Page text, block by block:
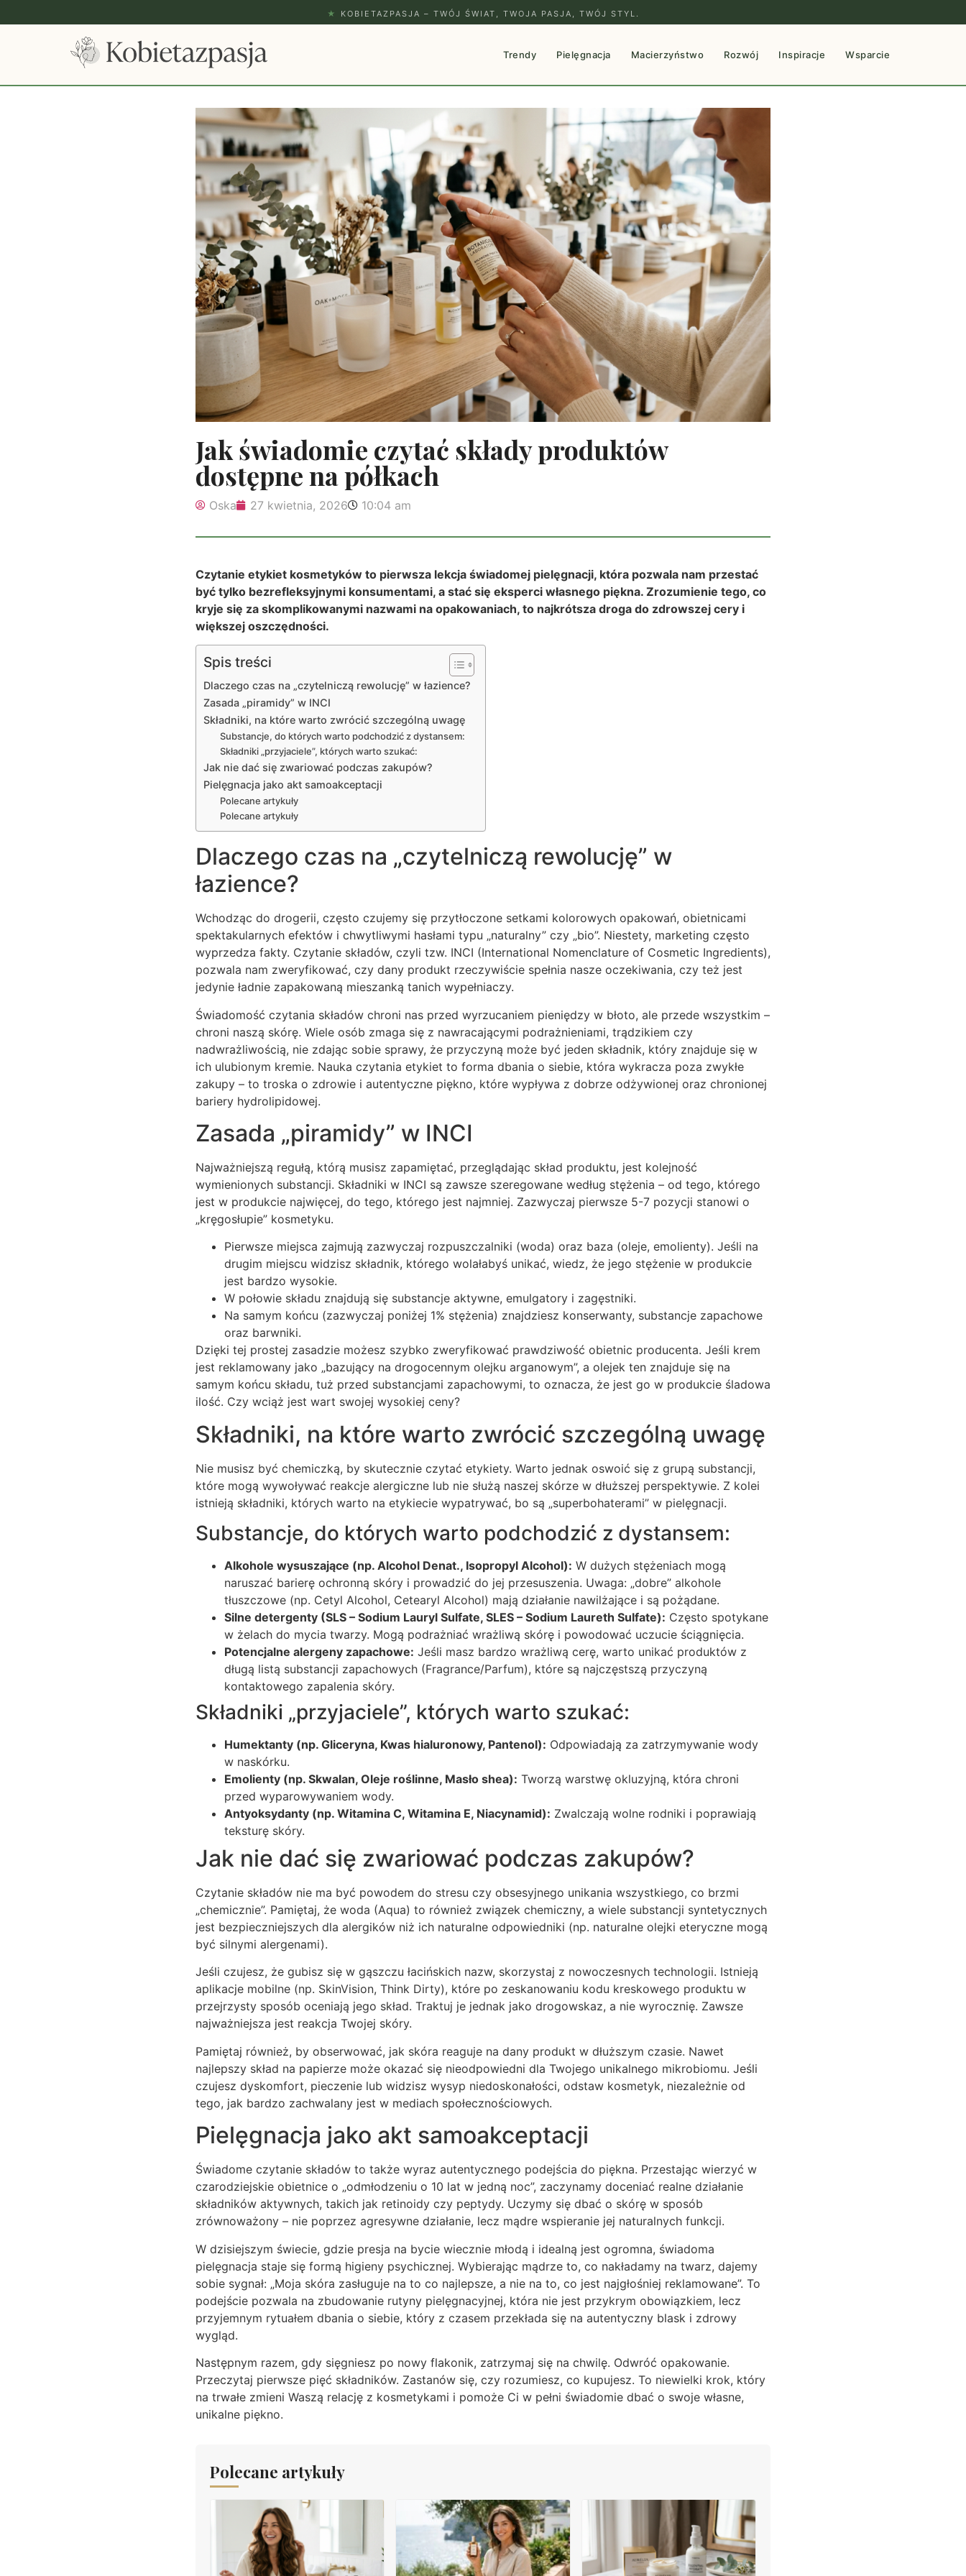
★ KOBIETAZPASJA – TWÓJ ŚWIAT, TWOJA PASJA, TWÓJ STYL.
Trendy Pielęgnacja Macierzyństwo Rozwój Inspiracje Wsparcie
Jak świadomie czytać składy produktów
dostępne na półkach
Oska 27 kwietnia, 2026 10:04 am
Czytanie etykiet kosmetyków to pierwsza lekcja świadomej pielęgnacji, która pozwala nam przestać
być tylko bezrefleksyjnymi konsumentami, a stać się eksperci własnego piękna. Zrozumienie tego, co
kryje się za skomplikowanymi nazwami na opakowaniach, to najkrótsza droga do zdrowszej cery i
większej oszczędności.
Spis treści
Dlaczego czas na „czytelniczą rewolucję” w łazience?
Zasada „piramidy” w INCI
Składniki, na które warto zwrócić szczególną uwagę
Substancje, do których warto podchodzić z dystansem:
Składniki „przyjaciele”, których warto szukać:
Jak nie dać się zwariować podczas zakupów?
Pielęgnacja jako akt samoakceptacji
Polecane artykuły
Polecane artykuły
Dlaczego czas na „czytelniczą rewolucję” w
łazience?
Wchodząc do drogerii, często czujemy się przytłoczone setkami kolorowych opakowań, obietnicami
spektakularnych efektów i chwytliwymi hasłami typu „naturalny” czy „bio”. Niestety, marketing często
wyprzedza fakty. Czytanie składów, czyli tzw. INCI (International Nomenclature of Cosmetic Ingredients),
pozwala nam zweryfikować, czy dany produkt rzeczywiście spełnia nasze oczekiwania, czy też jest
jedynie ładnie zapakowaną mieszanką tanich wypełniaczy.
Świadomość czytania składów chroni nas przed wyrzucaniem pieniędzy w błoto, ale przede wszystkim –
chroni naszą skórę. Wiele osób zmaga się z nawracającymi podrażnieniami, trądzikiem czy
nadwrażliwością, nie zdając sobie sprawy, że przyczyną może być jeden składnik, który znajduje się w
ich ulubionym kremie. Nauka czytania etykiet to forma dbania o siebie, która wykracza poza zwykłe
zakupy – to troska o zdrowie i autentyczne piękno, które wypływa z dobrze odżywionej oraz chronionej
bariery hydrolipidowej.
Zasada „piramidy” w INCI
Najważniejszą regułą, którą musisz zapamiętać, przeglądając skład produktu, jest kolejność
wymienionych substancji. Składniki w INCI są zawsze szeregowane według stężenia – od tego, którego
jest w produkcie najwięcej, do tego, którego jest najmniej. Zazwyczaj pierwsze 5-7 pozycji stanowi o
„kręgosłupie” kosmetyku.
Pierwsze miejsca zajmują zazwyczaj rozpuszczalniki (woda) oraz baza (oleje, emolienty). Jeśli na
drugim miejscu widzisz składnik, którego wolałabyś unikać, wiedz, że jego stężenie w produkcie
jest bardzo wysokie.
W połowie składu znajdują się substancje aktywne, emulgatory i zagęstniki.
Na samym końcu (zazwyczaj poniżej 1% stężenia) znajdziesz konserwanty, substancje zapachowe
oraz barwniki.
Dzięki tej prostej zasadzie możesz szybko zweryfikować prawdziwość obietnic producenta. Jeśli krem
jest reklamowany jako „bazujący na drogocennym olejku arganowym”, a olejek ten znajduje się na
samym końcu składu, tuż przed substancjami zapachowymi, to oznacza, że jest go w produkcie śladowa
ilość. Czy wciąż jest wart swojej wysokiej ceny?
Składniki, na które warto zwrócić szczególną uwagę
Nie musisz być chemiczką, by skutecznie czytać etykiety. Warto jednak oswoić się z grupą substancji,
które mogą wywoływać reakcje alergiczne lub nie służą naszej skórze w dłuższej perspektywie. Z kolei
istnieją składniki, których warto na etykiecie wypatrywać, bo są „superbohaterami” w pielęgnacji.
Substancje, do których warto podchodzić z dystansem:
Alkohole wysuszające (np. Alcohol Denat., Isopropyl Alcohol): W dużych stężeniach mogą
naruszać barierę ochronną skóry i prowadzić do jej przesuszenia. Uwaga: „dobre” alkohole
tłuszczowe (np. Cetyl Alcohol, Cetearyl Alcohol) mają działanie nawilżające i są pożądane.
Silne detergenty (SLS – Sodium Lauryl Sulfate, SLES – Sodium Laureth Sulfate): Często spotykane
w żelach do mycia twarzy. Mogą podrażniać wrażliwą skórę i powodować uczucie ściągnięcia.
Potencjalne alergeny zapachowe: Jeśli masz bardzo wrażliwą cerę, warto unikać produktów z
długą listą substancji zapachowych (Fragrance/Parfum), które są najczęstszą przyczyną
kontaktowego zapalenia skóry.
Składniki „przyjaciele”, których warto szukać:
Humektanty (np. Gliceryna, Kwas hialuronowy, Pantenol): Odpowiadają za zatrzymywanie wody
w naskórku.
Emolienty (np. Skwalan, Oleje roślinne, Masło shea): Tworzą warstwę okluzyjną, która chroni
przed wyparowywaniem wody.
Antyoksydanty (np. Witamina C, Witamina E, Niacynamid): Zwalczają wolne rodniki i poprawiają
teksturę skóry.
Jak nie dać się zwariować podczas zakupów?
Czytanie składów nie ma być powodem do stresu czy obsesyjnego unikania wszystkiego, co brzmi
„chemicznie”. Pamiętaj, że woda (Aqua) to również związek chemiczny, a wiele substancji syntetycznych
jest bezpieczniejszych dla alergików niż ich naturalne odpowiedniki (np. naturalne olejki eteryczne mogą
być silnymi alergenami).
Jeśli czujesz, że gubisz się w gąszczu łacińskich nazw, skorzystaj z nowoczesnych technologii. Istnieją
aplikacje mobilne (np. SkinVision, Think Dirty), które po zeskanowaniu kodu kreskowego produktu w
przejrzysty sposób oceniają jego skład. Traktuj je jednak jako drogowskaz, a nie wyrocznię. Zawsze
najważniejsza jest reakcja Twojej skóry.
Pamiętaj również, by obserwować, jak skóra reaguje na dany produkt w dłuższym czasie. Nawet
najlepszy skład na papierze może okazać się nieodpowiedni dla Twojego unikalnego mikrobiomu. Jeśli
czujesz dyskomfort, pieczenie lub widzisz wysyp niedoskonałości, odstaw kosmetyk, niezależnie od
tego, jak bardzo zachwalany jest w mediach społecznościowych.
Pielęgnacja jako akt samoakceptacji
Świadome czytanie składów to także wyraz autentycznego podejścia do piękna. Przestając wierzyć w
czarodziejskie obietnice o „odmłodzeniu o 10 lat w jedną noc”, zaczynamy doceniać realne działanie
składników aktywnych, takich jak retinoidy czy peptydy. Uczymy się dbać o skórę w sposób
zrównoważony – nie poprzez agresywne działanie, lecz mądre wspieranie jej naturalnych funkcji.
W dzisiejszym świecie, gdzie presja na bycie wiecznie młodą i idealną jest ogromna, świadoma
pielęgnacja staje się formą higieny psychicznej. Wybierając mądrze to, co nakładamy na twarz, dajemy
sobie sygnał: „Moja skóra zasługuje na to co najlepsze, a nie na to, co jest najgłośniej reklamowane”. To
podejście pozwala na zbudowanie rutyny pielęgnacyjnej, która nie jest przykrym obowiązkiem, lecz
przyjemnym rytuałem dbania o siebie, który z czasem przekłada się na autentyczny blask i zdrowy
wygląd.
Następnym razem, gdy sięgniesz po nowy flakonik, zatrzymaj się na chwilę. Odwróć opakowanie.
Przeczytaj pierwsze pięć składników. Zastanów się, czy rozumiesz, co kupujesz. To niewielki krok, który
na trwałe zmieni Waszą relację z kosmetykami i pomoże Ci w pełni świadomie dbać o swoje własne,
unikalne piękno.
Polecane artykuły